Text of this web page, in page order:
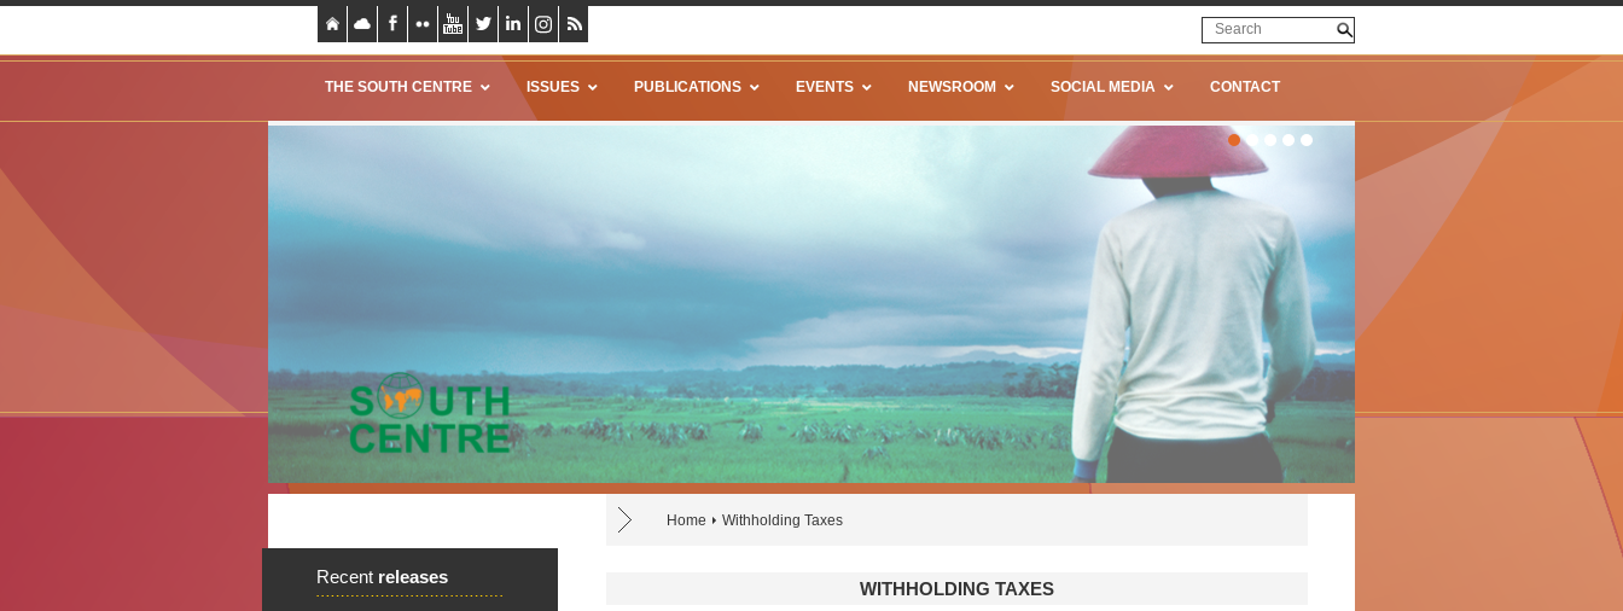
THE SOUTH CENTRE ISSUES PUBLICATIONS EVENTS NEWSROOM SOCIAL MEDIA CONTACT
Home Withholding Taxes
Recent releases
WITHHOLDING TAXES